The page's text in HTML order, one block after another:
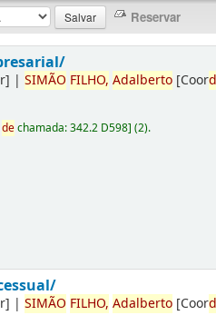
|SIMÃO FILHO, Adalberto [Coor
dechamada:342.2 D598](2).
|SIMÃO FILHO, Adalberto [Coor